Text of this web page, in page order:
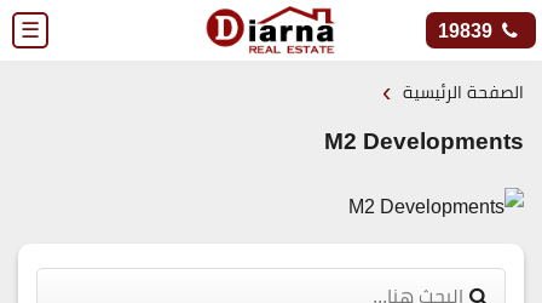
☰ 19839
الصفحة الرئيسية ›
M2 Developments